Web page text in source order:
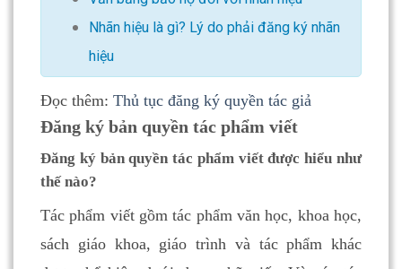
Nhãn hiệu là gì? Lý do phải đăng ký nhãn
hiệu
Đọc thêm: Thủ tục đăng ký quyền tác giả
Đăng ký bản quyền tác phẩm viết
Đăng ký bản quyền tác phẩm viết được hiểu như
thế nào?
Tác phẩm viết gồm tác phẩm văn học, khoa học,
sách giáo khoa, giáo trình và tác phẩm khác